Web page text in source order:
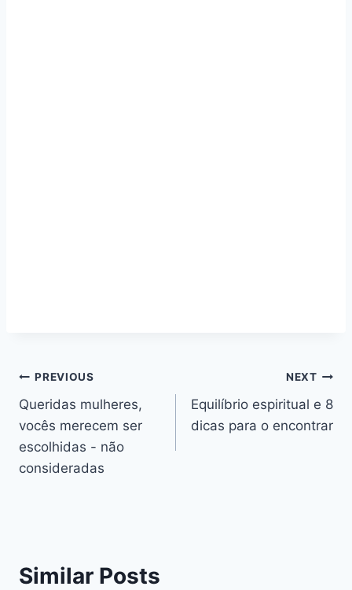
Navegação
de
artigos
PREVIOUS
Queridas mulheres,
vocês merecem ser
escolhidas - não
consideradas
NEXT
Equilíbrio espiritual e 8
dicas para o encontrar
Similar Posts